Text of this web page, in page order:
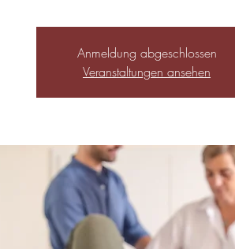
Anmeldung abgeschlossen
Veranstaltungen ansehen